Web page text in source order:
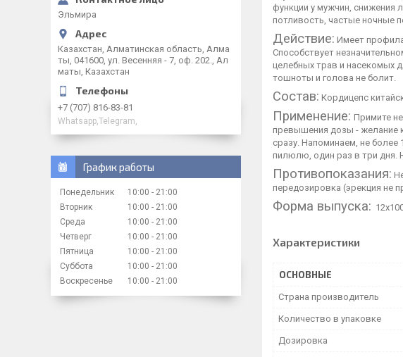
функции у мужчин, снижения
потливость, частые ночные
Действие: Имеет
Способствует
целебных трав и насекомых
тошноты и голова не болит.
Состав: Кордицепс
Применение: Примите
превышения дозы - желание
сразу. Напоминаем, не более
пилюлю, один раз в три дня.
Противопоказания:
передозировка (эрекция не
Форма выпуска:
Характеристики
ОСНОВНЫЕ
Страна производитель
Количество в упаковке
Дозировка
Эльмира
Казахстан, Алматинская область, Алма
ты, 041600, ул. Весенняя - 7, оф. 202., Ал
маты, Казахстан
+7 (707) 816-83-81
Whatsapp,Telegram,
График работы
Понедельник 10:00
21:00
Вторник
10:00
21:00
Среда
10:00
21:00
Четверг
10:00
21:00
Пятница
10:00
21:00
Суббота
10:00
21:00
Воскресенье
10:00 21:00